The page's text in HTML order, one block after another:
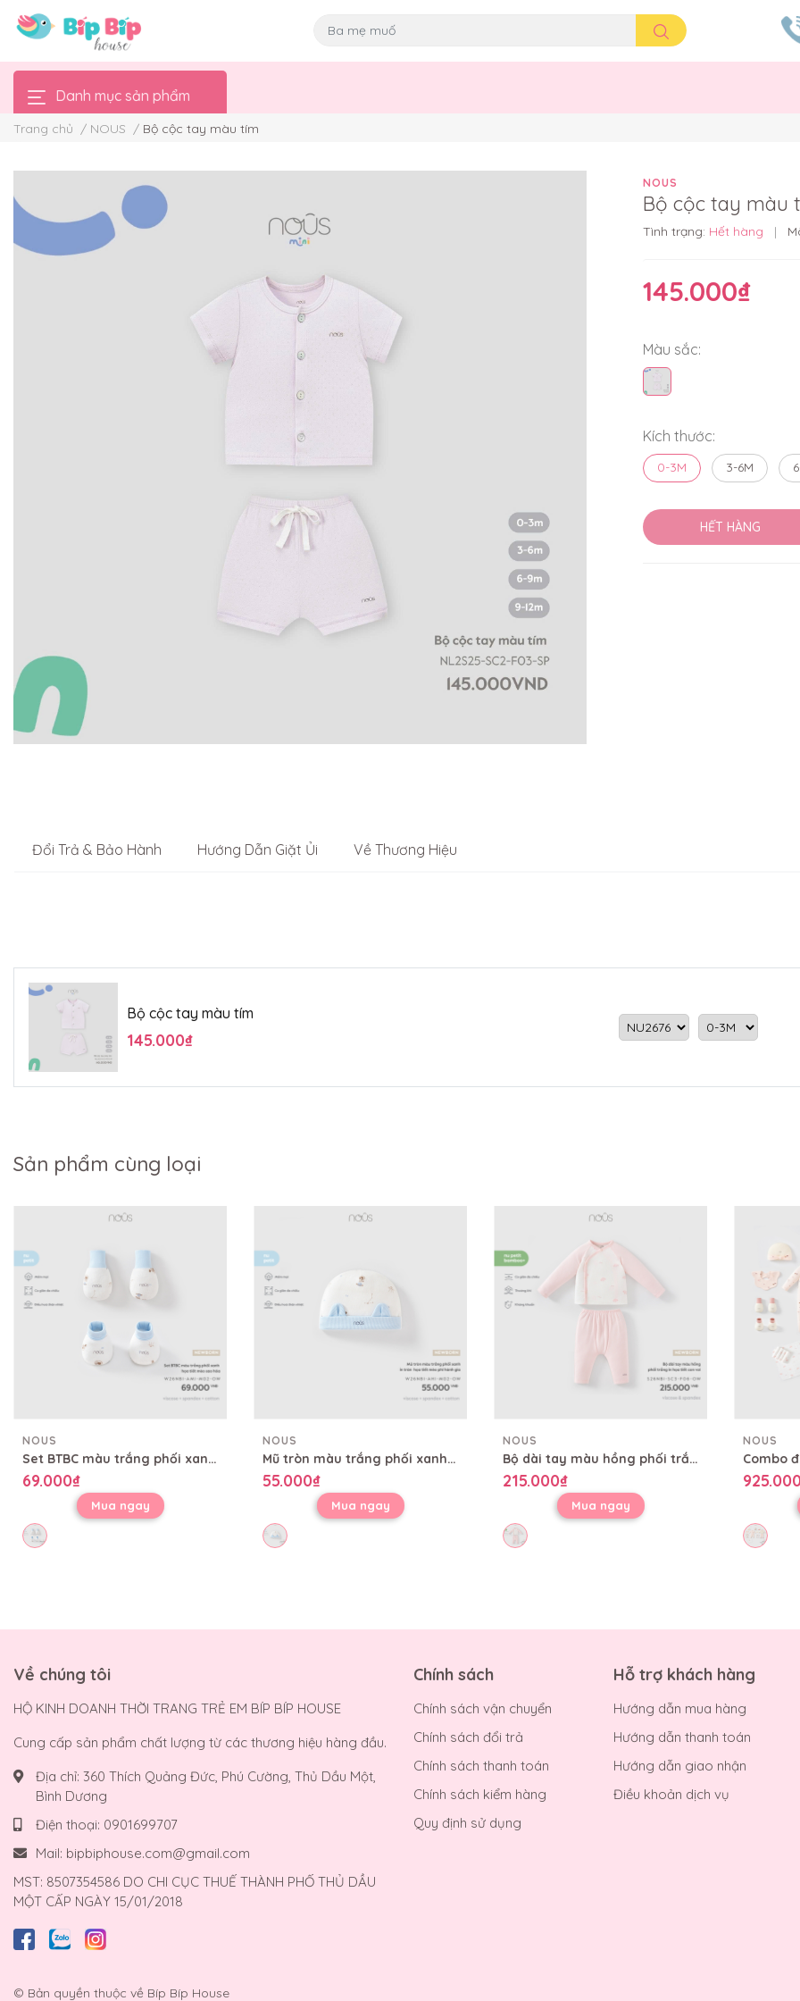
Danh mục sản phẩm
Trang chủ / NOUS / Bộ cộc tay màu tím
NOUS
Bộ cộc tay màu
Tình trạng: Hết hàng |
145.000₫
Màu sắc:
Kích thước:
0-3M 3-6M
HẾT HÀNG
Đổi Trả & Bảo Hành Hướng Dẫn Giặt Ủi Về Thương Hiệu
Bộ cộc tay màu tím
145.000₫
Sản phẩm cùng loại
NOUS
Set BTBC màu trắng phối xanh họa tiết mèo sao hỏa
69.000₫
Mua ngay
NOUS
Mũ tròn màu trắng phối xanh in tràn họa tiết mèo phi hành gia
55.000₫
Mua ngay
NOUS
Bộ dài tay màu hồng phối trắng in họa tiết con voi
215.000₫
Mua ngay
NOUS
Về chúng tôi
HỘ KINH DOANH THỜI TRANG TRẺ EM BÍP BÍP HOUSE
Cung cấp sản phẩm chất lượng từ các thương hiệu hàng đầu.
Địa chỉ: 360 Thích Quảng Đức, Phú Cường, Thủ Dầu Một,
Bình Dương
Điện thoại: 0901699707
Mail: bipbiphouse.com@gmail.com
MST: 8507354586 DO CHI CỤC THUẾ THÀNH PHỐ THỦ DẦU
MỘT CẤP NGÀY 15/01/2018
Chính sách
Chính sách vận chuyển
Chính sách đổi trả
Chính sách thanh toán
Chính sách kiểm hàng
Quy định sử dụng
Hỗ trợ khách hàng
Hướng dẫn mua hàng
Hướng dẫn thanh toán
Hướng dẫn giao nhận
Điều khoản dịch vụ
© Bản quyền thuộc về Bíp Bíp House